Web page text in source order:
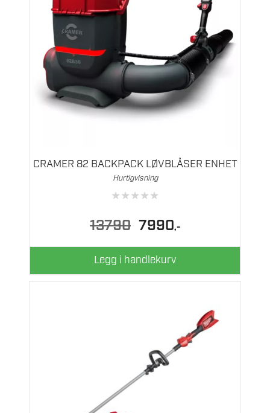
CRAMER 82 BACKPACK LØVBLÅSER ENHET
Hurtigvisning
★★★★★
13790
Opprinnelig
pris
var:
13790.
7990pris
er:
7990.
,-
Legg i handlekurv